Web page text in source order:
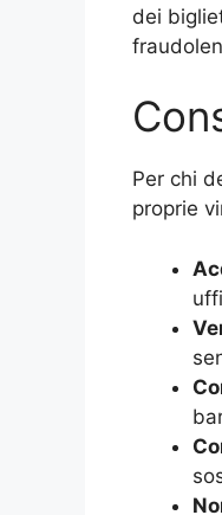
dei
Per chi
proprie